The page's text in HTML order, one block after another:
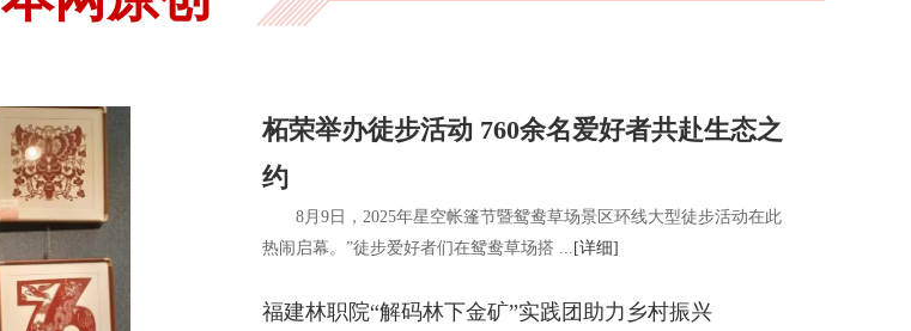
柘荣举办徒步活动 760余名爱好者共赴生态之
约
8月9日，2025年星空帐篷节暨鸳鸯草场景区环线大型徒步活动在此
热闹启幕。”徒步爱好者们在鸳鸯草场搭 ... [详细]
福建林职院“解码林下金矿”实践团助力乡村振兴